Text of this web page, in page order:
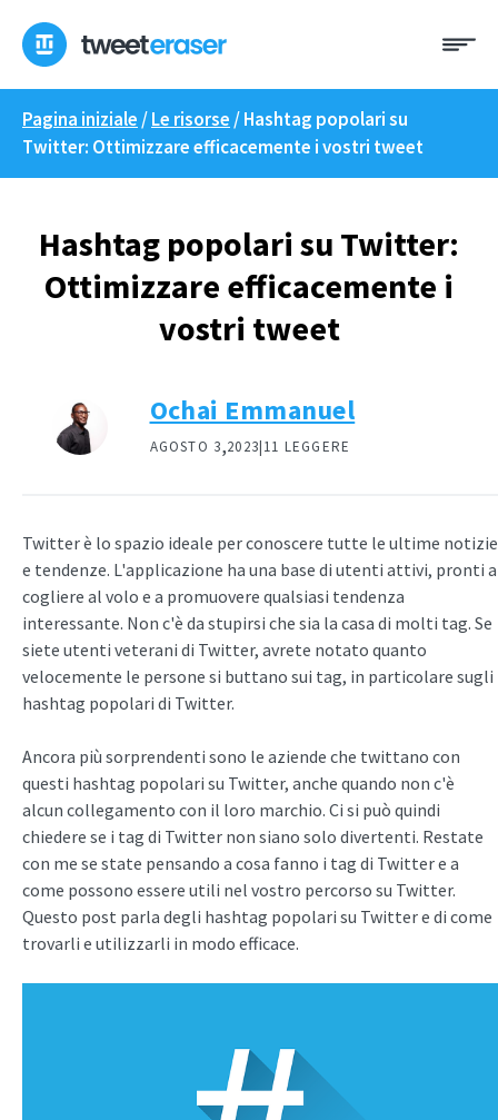
content
Pagina iniziale /Le risorse /Hashtag popolari su
Twitter: Ottimizzare efficacemente i vostri tweet
Hashtag popolari su Twitter:
Ottimizzare efficacemente i
vostri tweet
Ochai Emmanuel
AGOSTO 3,2023|11 LEGGERE
Twitter è lo spazio ideale per conoscere tutte le ultime notizie
e tendenze. L'applicazione ha una base di utenti attivi, pronti a
cogliere al volo e a promuovere qualsiasi tendenza
interessante. Non c'è da stupirsi che sia la casa di molti tag. Se
siete utenti veterani di Twitter, avrete notato quanto
velocemente le persone si buttano sui tag, in particolare sugli
hashtag popolari di Twitter.
Ancora più sorprendenti sono le aziende che twittano con
questi hashtag popolari su Twitter, anche quando non c'è
alcun collegamento con il loro marchio. Ci si può quindi
chiedere se i tag di Twitter non siano solo divertenti. Restate
con me se state pensando a cosa fanno i tag di Twitter e a
come possono essere utili nel vostro percorso su Twitter.
Questo post parla degli hashtag popolari su Twitter e di come
trovarli e utilizzarli in modo efficace.